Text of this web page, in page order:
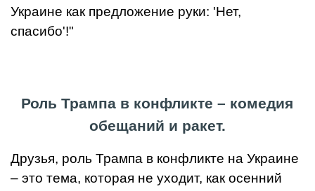
Украине как предложение руки: 'Нет,
спасибо'!"
Роль Трампа в конфликте – комедия
обещаний и ракет.
Друзья, роль Трампа в конфликте на Украине
– это тема, которая не уходит, как осенний